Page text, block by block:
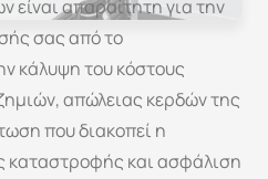
είναι απαραίτητη για την
σας από το
κάλυψη του κόστους
απώλειας κερδών της
που διακοπεί η
καταστροφής και ασφάλιση